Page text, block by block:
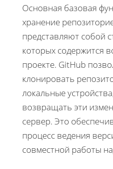
Основная базовая
хранение
представляют собой
которых содержится
проекте. GitHub
клонировать
локальные
возвращать эти
сервер. Это
процесс ведения
совместной работы